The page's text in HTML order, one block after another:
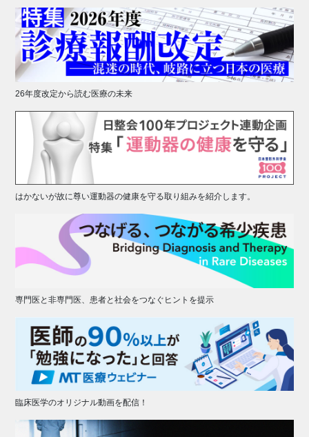
26年度改定から読む医療の未来
はかないが故に尊い運動器の健康を守る取り組みを紹介します。
専門医と非専門医、患者と社会をつなぐヒントを提示
臨床医学のオリジナル動画を配信！